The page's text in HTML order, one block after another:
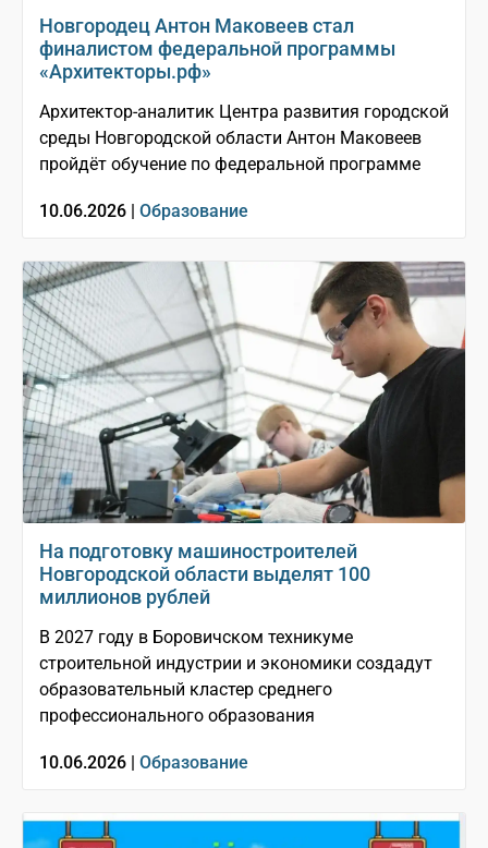
Новгородец Антон Маковеев стал
финалистом федеральной программы
«Архитекторы.рф»
Архитектор-аналитик Центра развития городской
среды Новгородской области Антон Маковеев
пройдёт обучение по федеральной программе
10.06.2026 | Образование
На подготовку машиностроителей
Новгородской области выделят 100
миллионов рублей
В 2027 году в Боровичском техникуме
строительной индустрии и экономики создадут
образовательный кластер среднего
профессионального образования
10.06.2026 | Образование